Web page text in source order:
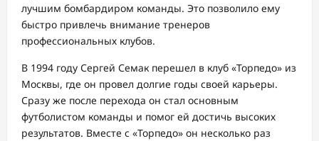
лучшим бомбардиром команды. Это позволило ему
быстро привлечь внимание тренеров
профессиональных клубов.
В 1994 году Сергей Семак перешел в клуб «Торпедо» из
Москвы, где он провел долгие годы своей карьеры.
Сразу же после перехода он стал основным
футболистом команды и помог ей достичь высоких
результатов. Вместе с «Торпедо» он несколько раз